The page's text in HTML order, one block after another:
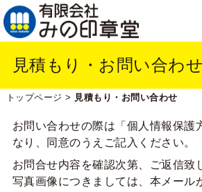
見積もり・お問い合わせ
トップページ > 見積もり・お問い合わせ
お問い合わせの際は「個人情報保護
なり、同意のうえご記入ください。
お問合せ内容を確認次第、ご返信致
写真画像につきましては、本メール